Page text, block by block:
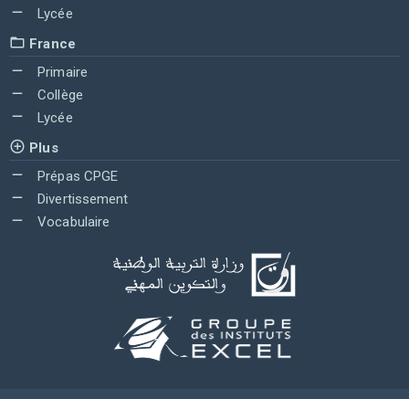
Lycée
France
Primaire
Collège
Lycée
Plus
Prépas CPGE
Divertissement
Vocabulaire